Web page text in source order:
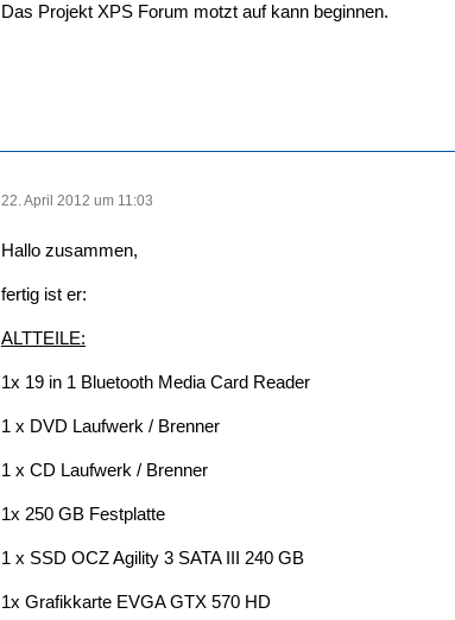
Das Projekt XPS Forum motzt auf kann beginnen.
22. April 2012 um 11:03
Hallo zusammen,
fertig ist er:
ALTTEILE:
1x 19 in 1 Bluetooth Media Card Reader
1 x DVD Laufwerk / Brenner
1 x CD Laufwerk / Brenner
1x 250 GB Festplatte
1 x SSD OCZ Agility 3 SATA III 240 GB
1x Grafikkarte EVGA GTX 570 HD